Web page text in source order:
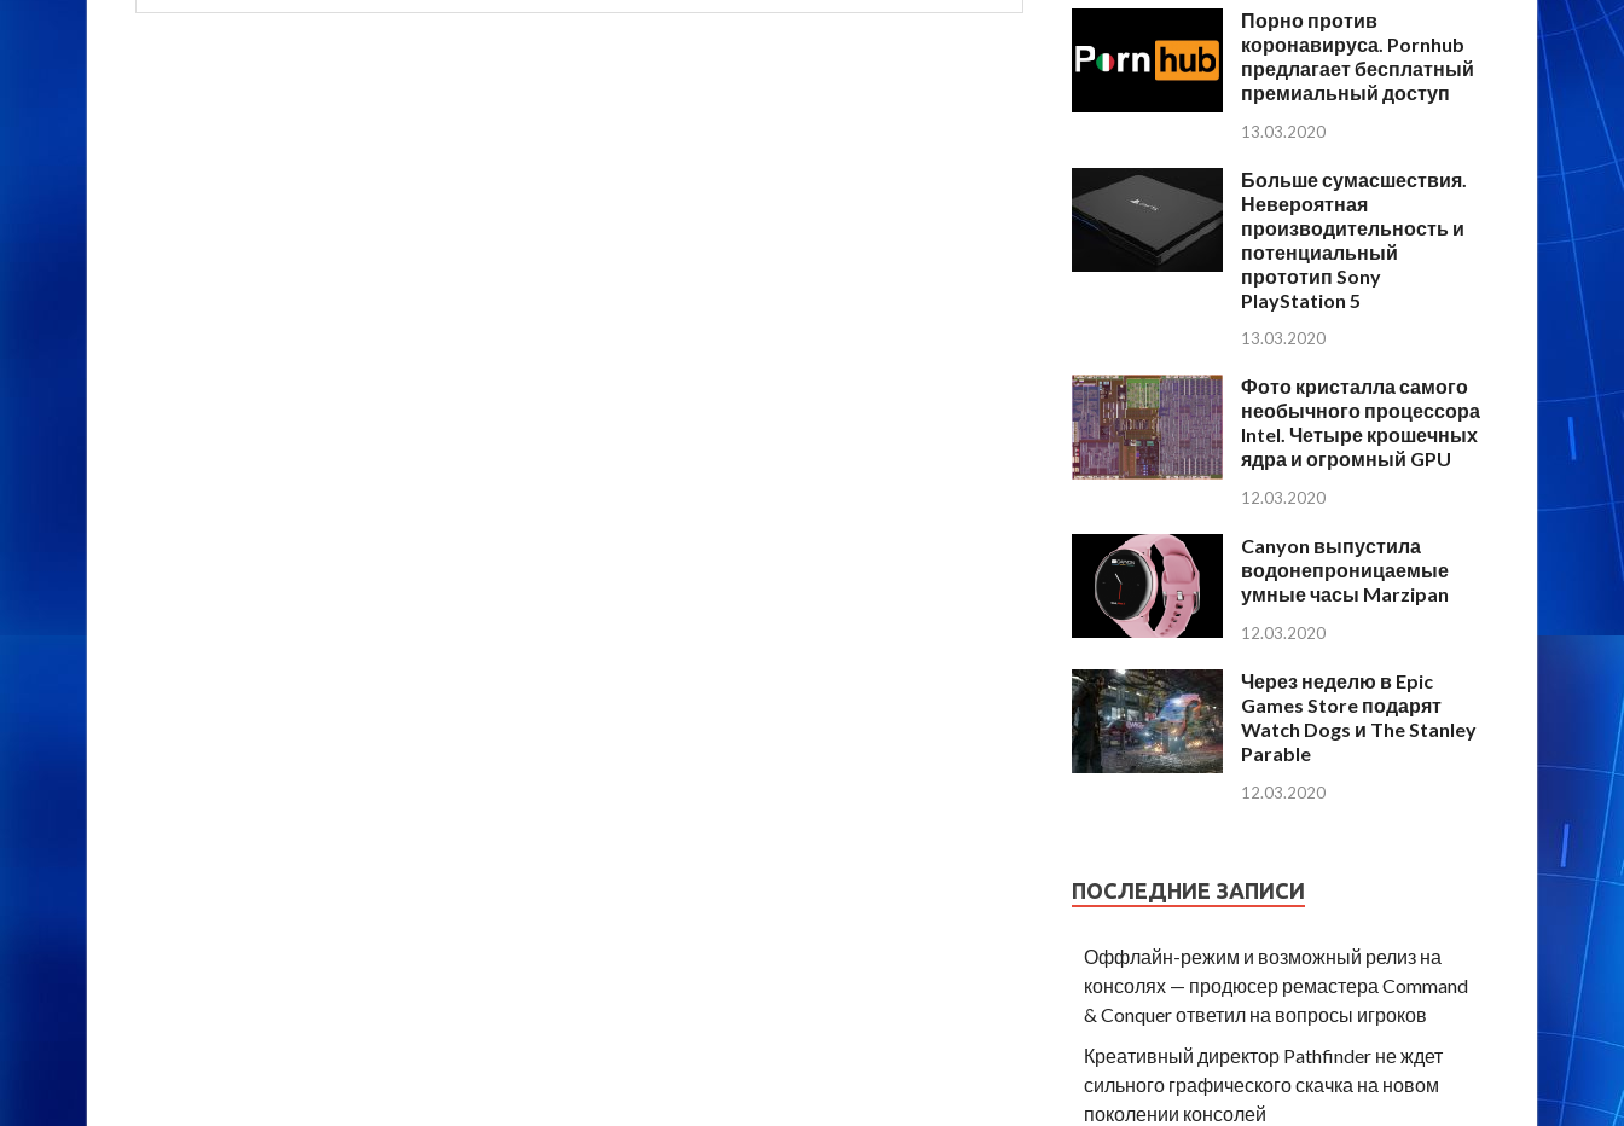
Порно против
коронавируса. Pornhub
предлагает бесплатный
премиальный доступ
13.03.2020
Больше сумасшествия.
Невероятная
производительность и
потенциальный
прототип Sony
PlayStation 5
13.03.2020
Фото кристалла самого
необычного процессора
Intel. Четыре крошечных
ядра и огромный GPU
12.03.2020
Canyon выпустила
водонепроницаемые
умные часы Marzipan
12.03.2020
Через неделю в Epic
Games Store подарят
Watch Dogs и The Stanley
Parable
12.03.2020
ПОСЛЕДНИЕ ЗАПИСИ
Оффлайн-режим и возможный релиз на
консолях — продюсер ремастера Command
& Conquer ответил на вопросы игроков
Креативный директор Pathfinder не ждет
сильного графического скачка на новом
поколении консолей